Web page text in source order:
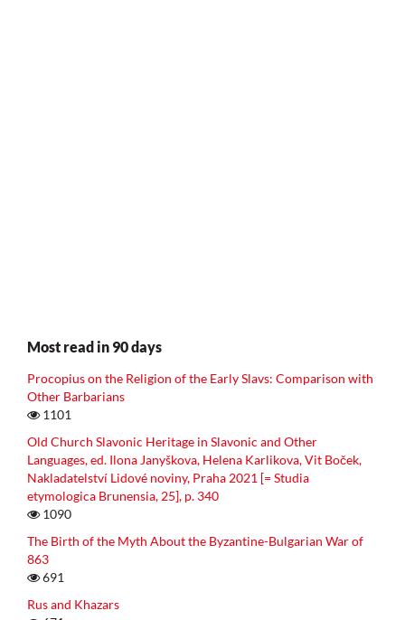
Most read in 90 days
Procopius on the Religion of the Early Slavs: Comparison with
Other Barbarians
1101
Old Church Slavonic Heritage in Slavonic and Other
Languages, ed. Ilona Janyškova, Helena Karlikova, Vit Boček,
Nakladatelství Lidové noviny, Praha 2021 [= Studia
etymologica Brunensia, 25], p. 340
1090
The Birth of the Myth About the Byzantine-Bulgarian War of
863
691
Rus and Khazars